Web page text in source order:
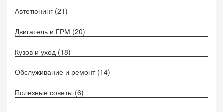
Автотюнинг (21)
Двигатель и ГРМ (20)
Кузов и уход (18)
Обслуживание и ремонт (14)
Полезные советы (6)